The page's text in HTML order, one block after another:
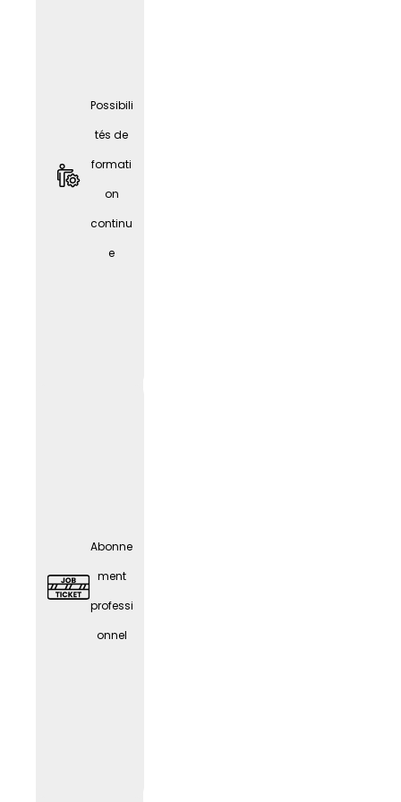
Locatio
n de
vélos
JobRa
Possibili
tés de
formati
on
continu
e
Abonne
ment
professi
onnel